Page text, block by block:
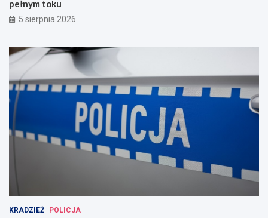
pełnym toku
5 sierpnia 2026
KRADZIEŻ POLICJA